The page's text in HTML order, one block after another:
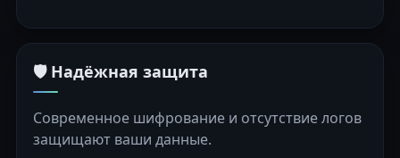
🛡️ Надёжная защита
Современное шифрование и отсутствие логов
защищают ваши данные.